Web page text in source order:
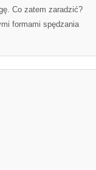
Co zatem zaradzić?
formami spędzania